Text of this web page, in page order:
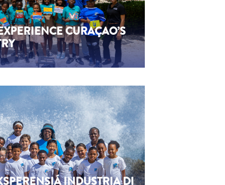
CURAÇAO’S
INDUSTRIA DI